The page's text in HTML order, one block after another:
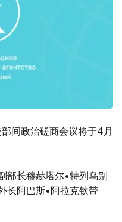
间政治磋商会议将于4月
部长穆赫塔尔•特列乌别
长阿巴斯•阿拉克钦带